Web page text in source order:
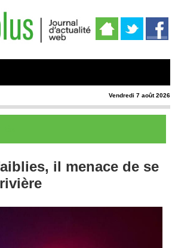
Vendredi 7 août 2026
il menace de se